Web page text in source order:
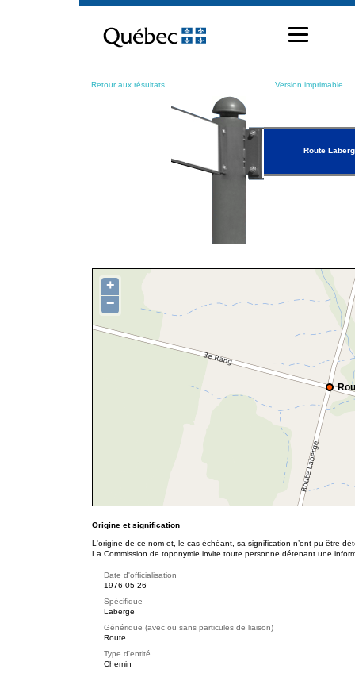
contenu
Retour aux résultats Version imprimable
Route
+
−
Origine et signification
L'origine de ce nom et, le cas échéant, sa signification n’ont pu être
La Commission de toponymie invite toute personne détenant une
Date d'officialisation
1976-05-26
Spécifique
Laberge
Générique (avec ou sans particules de liaison)
Route
Type d'entité
Chemin